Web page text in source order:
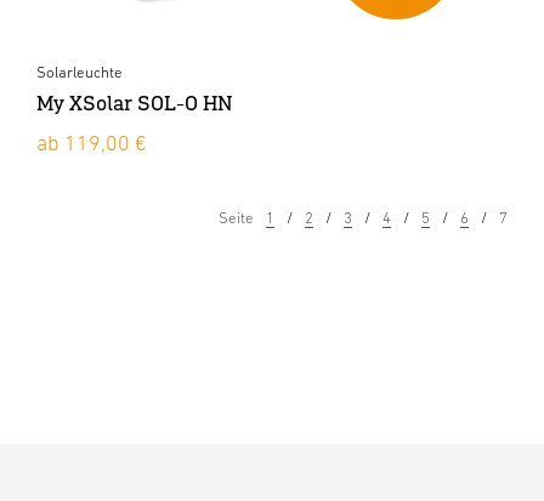
Solarleuchte
My XSolar SOL-O HN
ab 119,00 €
Seite 1 2 3 4 5 6 7